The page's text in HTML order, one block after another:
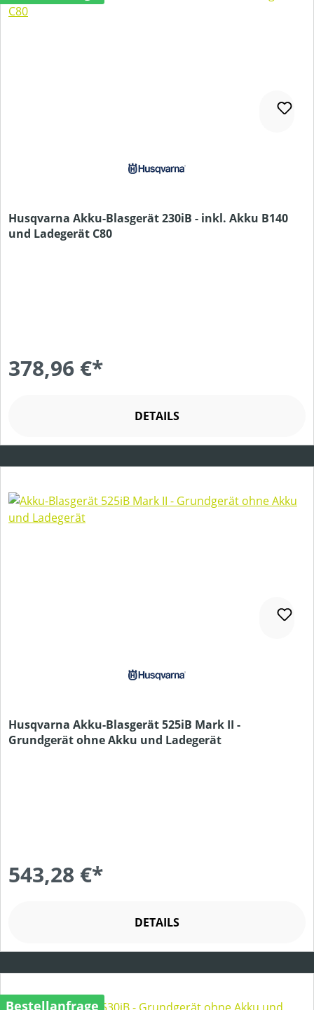
Husqvarna Akku-Blasgerät 230iB - inkl. Akku B140
und Ladegerät C80
378,96 €*
DETAILS
Husqvarna Akku-Blasgerät 525iB Mark II -
Grundgerät ohne Akku und Ladegerät
543,28 €*
DETAILS
Bestellanfrage